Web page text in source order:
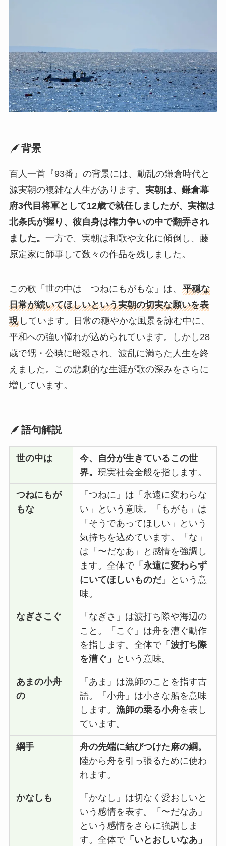
背景
百人一首『93番』の背景には、動乱の鎌倉時代と
源実朝の複雑な人生があります。 実朝は、鎌倉幕
府3代目将軍として12歳で就任しましたが、実権は
北条氏が握り、彼自身は権力争いの中で翻弄され
ました。 一方で、実朝は和歌や文化に傾倒し、藤
原定家に師事して数々の作品を残しました。
この歌「世の中は つねにもがもな」は、 平穏な
日常が続いてほしいという実朝の切実な願いを表
現しています。日常の穏やかな風景を詠む中に、
平和への強い憧れが込められています。しかし28
歳で甥・公暁に暗殺され、波乱に満ちた人生を終
えました。この悲劇的な生涯が歌の深みをさらに
増しています。
語句解説
世の中は
今、自分が生きているこの世
界。現実社会全般を指します。
つねにもが
もな
「つねに」は「永遠に変わらな
い」という意味。「もがも」は
「そうであってほしい」という
気持ちを込めています。「な」
は「〜だなあ」と感情を強調し
ます。全体で「永遠に変わらず
にいてほしいものだ」
という意
味。
なぎさこぐ
「なぎさ」は波打ち際や海辺の
こと。「こぐ」は舟を漕ぐ動作
を指します。全体で「波打ち際
を漕ぐ」
という意味。
あまの小舟
の
「あま」は漁師のことを指す古
語。「小舟」は小さな船を意味
します。漁師の乗る小舟を表し
ています。
綱手
舟の先端に結びつけた麻の綱。
陸から舟を引っ張るために使わ
れます。
かなしも
「かなし」は切なく愛おしいと
いう感情を表す。「〜だなあ」
という感情をさらに強調しま
す。全体で「いとおしいなあ」